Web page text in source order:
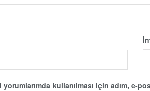
kullanılması için adım, e-